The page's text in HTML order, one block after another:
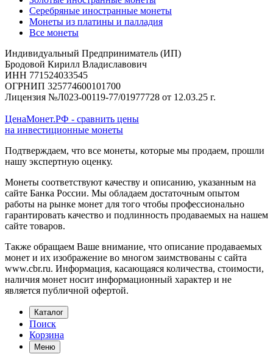
Серебряные иностранные монеты
Монеты из платины и палладия
Все монеты
Индивидуальный Предприниматель (ИП)
Бродовой Кирилл Владиславович
ИНН 771524033545
ОГРНИП 325774600101700
Лицензия №Л023-00119-77/01977728 от 12.03.25 г.
ЦенаМонет.РФ - сравнить цены
на инвестиционные монеты
Подтверждаем, что все монеты, которые мы продаем, прошли
нашу экспертную оценку.
Монеты соответствуют качеству и описанию, указанным на
сайте Банка России. Мы обладаем достаточным опытом
работы на рынке монет для того чтобы профессионально
гарантировать качество и подлинность продаваемых на нашем
сайте товаров.
Также обращаем Ваше внимание, что описание продаваемых
монет и их изображение во многом заимствованы с сайта
www.cbr.ru. Информация, касающаяся количества, стоимости,
наличия монет носит информационный характер и не
является публичной офертой.
Каталог
Поиск
Корзина
Меню